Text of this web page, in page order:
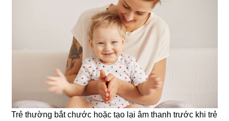
Trẻ thường bắt chước hoặc tạo lại âm thanh trước khi trẻ